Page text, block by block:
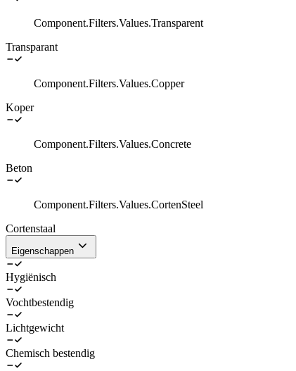
Component.Filters.Values.Transparent
Transparant
Component.Filters.Values.Copper
Koper
Component.Filters.Values.Concrete
Beton
Component.Filters.Values.CortenSteel
Cortenstaal
Eigenschappen
Hygiënisch
Vochtbestendig
Lichtgewicht
Chemisch bestendig